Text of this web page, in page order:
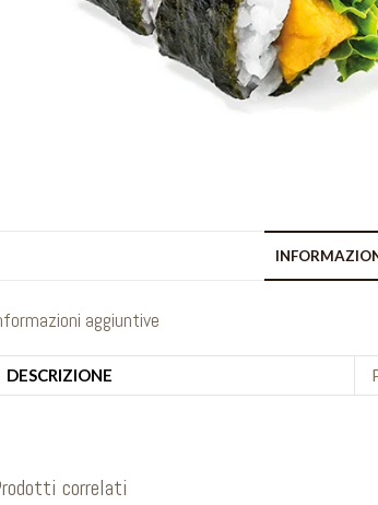
aggiuntive
DESCRIZIONE
correlati